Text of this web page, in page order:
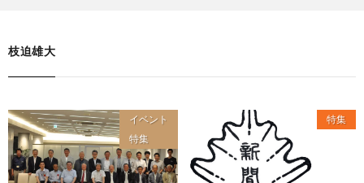
枝迫雄大
イベント
特集
特集